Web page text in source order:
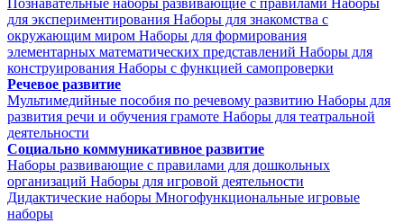
Познавательные наборы развивающие с правилами Наборы
для экспериментирования Наборы для знакомства с
окружающим миром Наборы для формирования
элементарных математических представлений Наборы для
конструирования Наборы с функцией самопроверки
Речевое развитие
Мультимедийные пособия по речевому развитию Наборы для
развития речи и обучения грамоте Наборы для театральной
деятельности
Социально коммуникативное развитие
Наборы развивающие с правилами для дошкольных
организаций Наборы для игровой деятельности
Дидактические наборы Многофункциональные игровые
наборы